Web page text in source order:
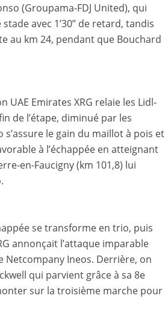
(Groupama-FDJ United), qui
avec 1’30’’ de retard, tandis
au km 24, pendant que Bouchard
UAE Emirates XRG relaie les Lidl-
de l’étape, diminué par les
le gain du maillot à pois et
à l’échappée en atteignant
en-Faucigny (km 101,8) lui
se transforme en trio, puis
annonçait l’attaque imparable
Netcompany Ineos. Derrière, on
qui parvient grâce à sa 8e
sur la troisième marche pour